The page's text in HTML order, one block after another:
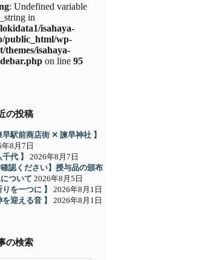
: Undefined variable
in
isahaya-
public_html/wp-
themes/isahaya-
on line 95
の投稿
早駅前商店街 ✕ 諫早神社 】
8月7日
千代 】
2026年8月7日
確認ください】授与品の頒布
ついて 2026年8月5日
りを一つに 】
2026年8月1日
を迎える音 】
2026年8月1日
の検索